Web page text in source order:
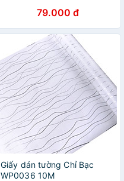
79.000 đ
Giấy dán tường Chỉ Bạc
WP0036 10M